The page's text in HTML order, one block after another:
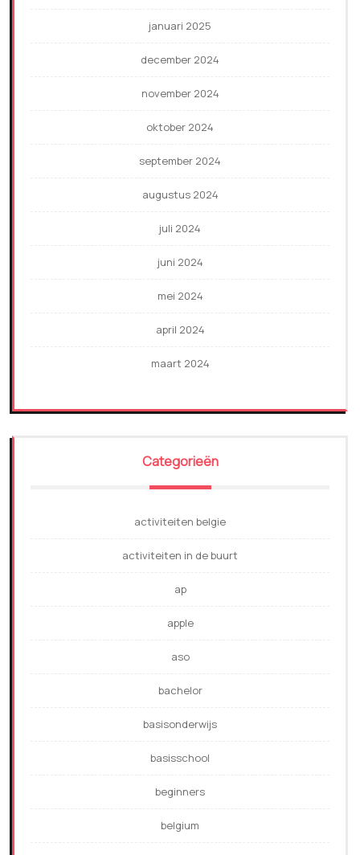
januari 2025
december 2024
november 2024
oktober 2024
september 2024
augustus 2024
juli 2024
juni 2024
mei 2024
april 2024
maart 2024
Categorieën
activiteiten belgie
activiteiten in de buurt
ap
apple
aso
bachelor
basisonderwijs
basisschool
beginners
belgium